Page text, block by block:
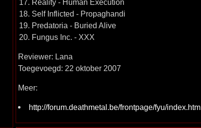
17. Reality - Human Execution
18. Self Inflicted - Propaghandi
19. Predatoria - Buried Alive
20. Fungus Inc. - XXX
Reviewer: Lana
Toegevoegd: 22 oktober 2007
Meer:
http://forum.deathmetal.be/frontpage/fyu/index.htm